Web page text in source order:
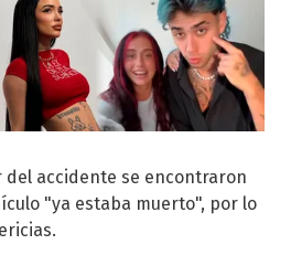
accidente se encontraron
"ya estaba muerto", por lo